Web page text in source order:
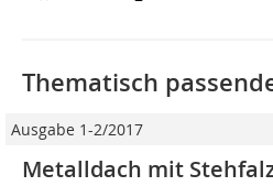
Thematisch
Ausgabe 1-2/2017
Metalldach mit